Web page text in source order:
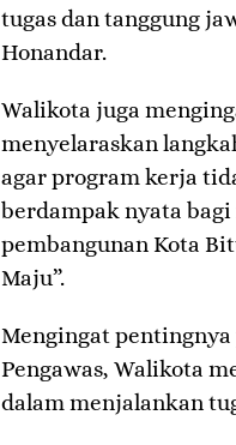
tugas dan tanggung
Honandar.
Walikota juga
menyelaraskan
agar program kerja
berdampak nyata
pembangunan Kota
Maju”.
Mengingat
Pengawas, Walikota
dalam menjalankan